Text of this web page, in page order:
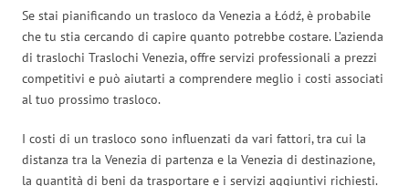
Se stai pianificando un trasloco da Venezia a Łódź, è probabile
che tu stia cercando di capire quanto potrebbe costare. L’azienda
di traslochi Traslochi Venezia, offre servizi professionali a prezzi
competitivi e può aiutarti a comprendere meglio i costi associati
al tuo prossimo trasloco.
I costi di un trasloco sono influenzati da vari fattori, tra cui la
distanza tra la Venezia di partenza e la Venezia di destinazione,
la quantità di beni da trasportare e i servizi aggiuntivi richiesti.